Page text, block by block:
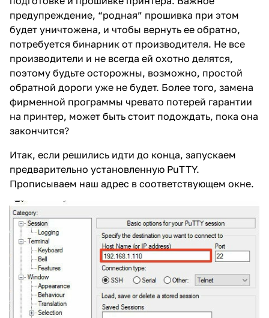
предупреждение, “родная” прошивка при этом
будет уничтожена, и чтобы вернуть ее обратно,
потребуется бинарник от производителя. Не все
производители и не всегда ей охотно делятся,
поэтому будьте осторожны, возможно, простой
обратной дороги уже не будет. Более того, замена
фирменной программы чревато потерей гарантии
на принтер, может быть стоит подождать, пока она
закончится?
Итак, если решились идти до конца, запускаем
предварительно установленную PuTTY.
Прописываем наш адрес в соответствующем окне.